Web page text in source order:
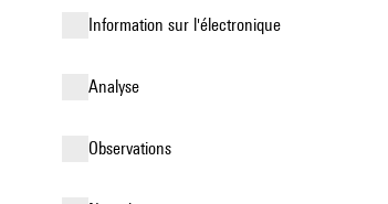
Information sur l'électronique
analyse
observations